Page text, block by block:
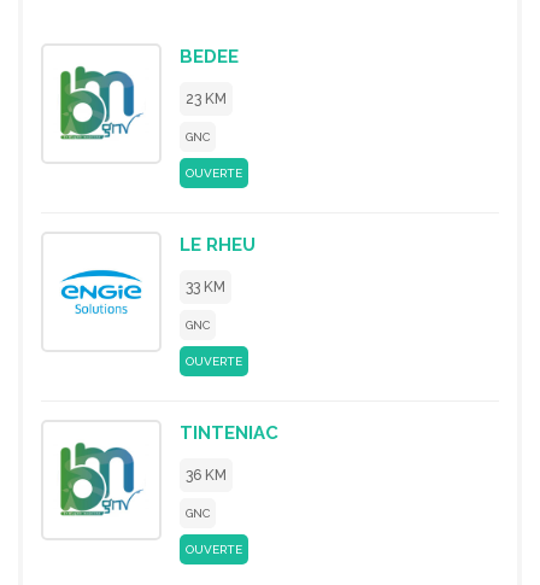
BEDEE
23 KM
GNC
OUVERTE
LE RHEU
33 KM
GNC
OUVERTE
TINTENIAC
36 KM
GNC
OUVERTE